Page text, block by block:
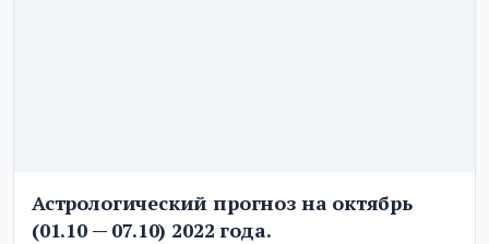
Астрологический прогноз на октябрь
(01.10 — 07.10) 2022 года.